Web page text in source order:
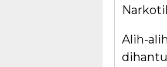
Alih-